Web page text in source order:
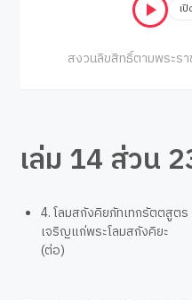
เ
สงวนลิขสิทธิ์ตามพระ
เล่ม 14 ส่วน
4. โลมสกังคิยภัทเทกรัตตสูต
เจริญแก่พระโลมสกังคิยะ
(